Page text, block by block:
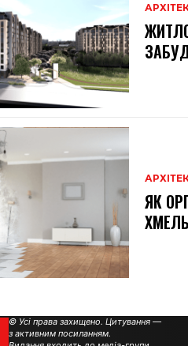
ЯК
© Усі права захищено. Цитування —
з активним посиланням.